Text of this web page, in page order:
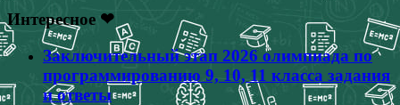
Интересное ❤
Заключительный этап 2026 олимпиада по
программированию 9, 10, 11 класса задания
и ответы